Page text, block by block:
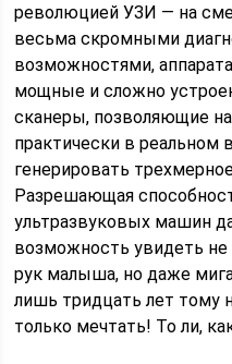
революцией УЗИ — на
весьма скромными
возможностями,
мощные и сложно
сканеры, позволяющие
практически в
генерировать
Разрешающая
ультразвуковых машин
возможность увидеть
рук малыша, но даже
лишь тридцать лет тому
только мечтать! То ли,